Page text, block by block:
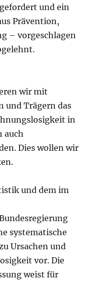
und ein
Prävention,
– vorgeschlagen
wir mit
und Trägern das
in
auch
Dies wollen wir
und dem im
systematische
Ursachen und
vor. Die
weist für